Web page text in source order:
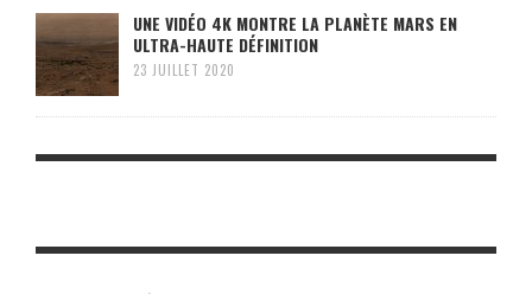
UNE VIDÉO 4K MONTRE LA PLANÈTE MARS EN
ULTRA-HAUTE DÉFINITION
23 JUILLET 2020